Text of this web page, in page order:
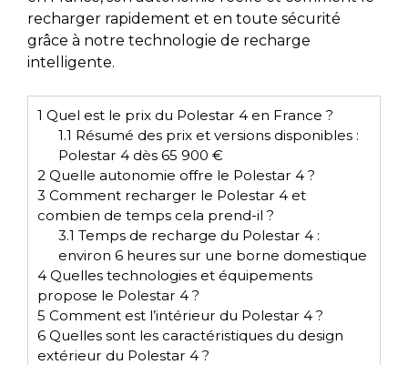
recharger rapidement et en toute sécurité
grâce à notre technologie de recharge
intelligente.
1 Quel est le prix du Polestar 4 en France ?
1.1 Résumé des prix et versions disponibles :
Polestar 4 dès 65 900 €
2 Quelle autonomie offre le Polestar 4 ?
3 Comment recharger le Polestar 4 et
combien de temps cela prend-il ?
3.1 Temps de recharge du Polestar 4 :
environ 6 heures sur une borne domestique
4 Quelles technologies et équipements
propose le Polestar 4 ?
5 Comment est l’intérieur du Polestar 4 ?
6 Quelles sont les caractéristiques du design
extérieur du Polestar 4 ?